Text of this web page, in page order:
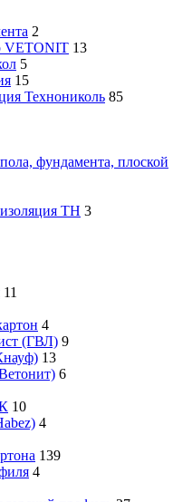
2
VETONIT 13
5
15
Технониколь 85
фундамента, плоской
ТН 3
11
4
(ГВЛ) 9
13
6
10
4
139
4